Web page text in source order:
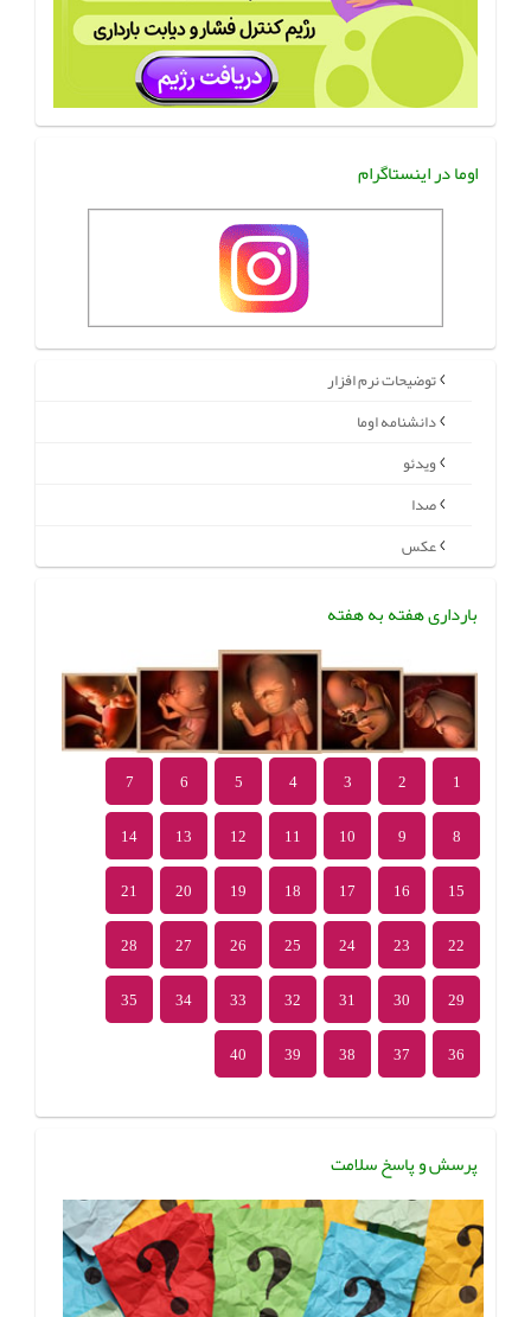
اوما در اینستاگرام
توضیحات نرم افزار
دانشنامه اوما
ویدئو
صدا
عکس
بارداری هفته به هفته
1
2
3
4
5
6
7
8
9
10
11
12
13
14
15
16
17
18
19
20
21
22
23
24
25
26
27
28
29
30
31
32
33
34
35
36
37
38
39
40
پرسش و پاسخ سلامت